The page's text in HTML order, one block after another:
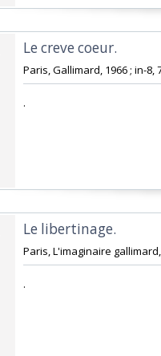
‎Le creve coeur. ‎
‎Paris, Gallimard, 1966 ; in-8,
‎.‎
‎Le libertinage. ‎
‎Paris, L'imaginaire
‎.‎